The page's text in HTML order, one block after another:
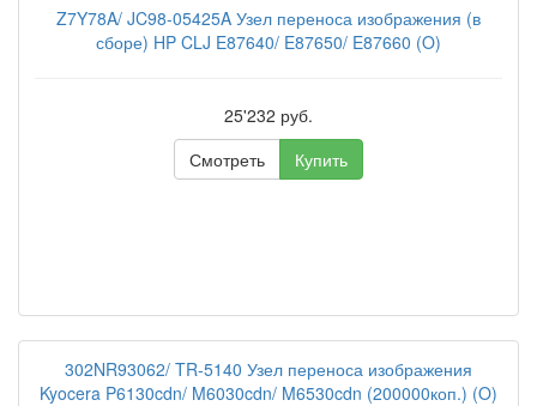
Z7Y78A/ JC98-05425A Узел переноса изображения (в
сборе) HP CLJ E87640/ E87650/ E87660 (O)
25'232 руб.
Смотреть
Купить
302NR93062/ TR-5140 Узел переноса изображения
Kyocera P6130cdn/ M6030cdn/ M6530cdn (200000коп.) (O)